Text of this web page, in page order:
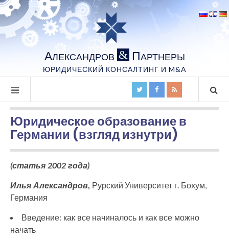
АЛЕКСАНДРОВ & ПАРТНЕРЫ
ЮРИДИЧЕСКИЙ КОНСАЛТИНГ И M&A
Юридическое образование в
Германии (взгляд изнутри)
(статья 2002 года)
Илья Александров, Рурский Университет г. Бохум,
Германия
Введение: как все начиналось и как все можно
начать